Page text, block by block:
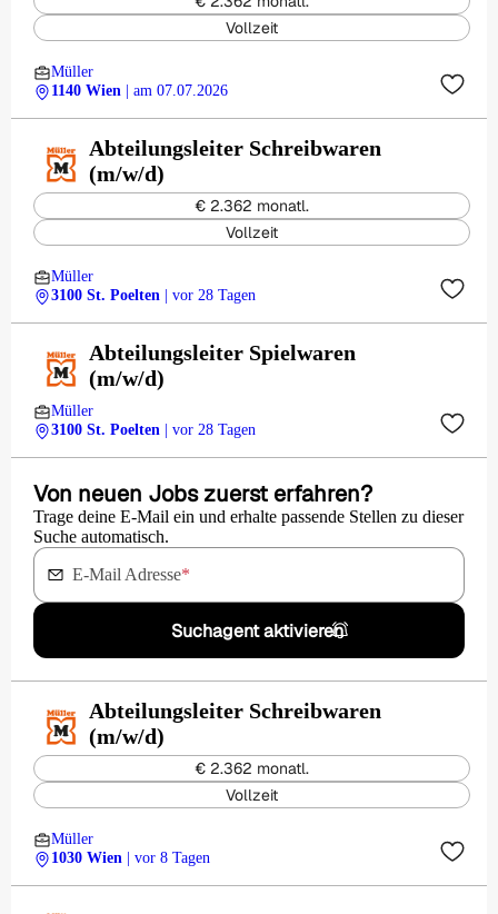
Vollzeit
Müller
1140 Wien
| am 07.07.2026
Abteilungsleiter Schreibwaren
(m/w/d)
€ 2.362 monatl.
Vollzeit
Müller
3100 St. Poelten
| vor 28 Tagen
Abteilungsleiter Spielwaren
(m/w/d)
Müller
3100 St. Poelten
| vor 28 Tagen
Von neuen Jobs zuerst erfahren?
Trage deine E-Mail ein und erhalte passende Stellen zu dieser
Suche automatisch.
E-Mail Adresse*
Suchagent aktivieren
Abteilungsleiter Schreibwaren
(m/w/d)
€ 2.362 monatl.
Vollzeit
Müller
1030 Wien
| vor 8 Tagen